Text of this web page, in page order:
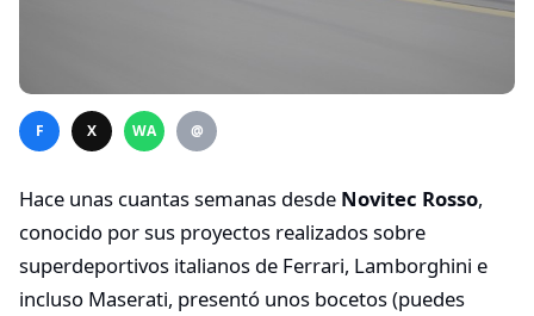
F X WA @
Hace unas cuantas semanas desde Novitec Rosso,
conocido por sus proyectos realizados sobre
superdeportivos italianos de Ferrari, Lamborghini e
incluso Maserati, presentó unos bocetos (puedes